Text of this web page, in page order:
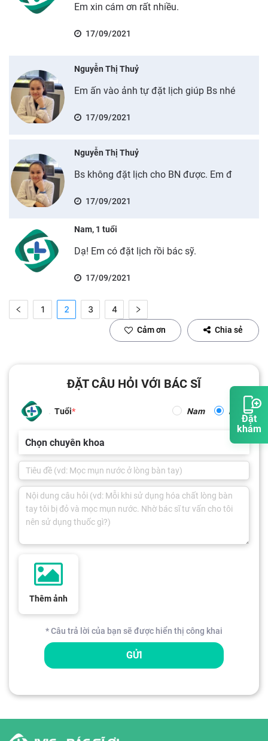
Đặt
khám
Em xin cám ơn rất nhiều.
17/09/2021
Nguyễn Thị Thuỷ
Em ấn vào ảnh tự đặt lịch giúp Bs nhé
17/09/2021
Nguyễn Thị Thuỷ
Bs không đặt lịch cho BN được. Em đ
17/09/2021
Nam, 1 tuổi
Dạ! Em có đặt lịch rồi bác sỹ.
17/09/2021
1 2 3 4
Cảm ơn Chia sẻ
ĐẶT CÂU HỎI VỚI BÁC SĨ
Tuổi Nam Nữ
Chọn chuyên khoa
Thêm ảnh
* Câu trả lời của bạn sẽ được hiển thị công khai
GỬI